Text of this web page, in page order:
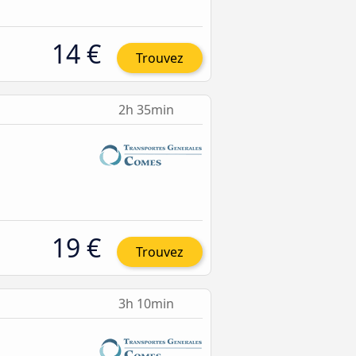
14 € Trouvez
2h 35min
19 € Trouvez
3h 10min